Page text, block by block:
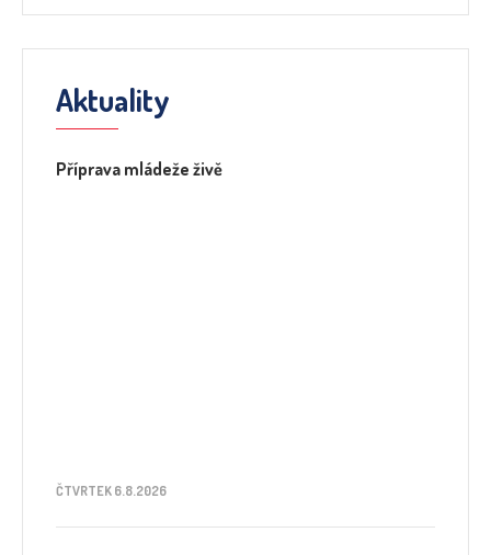
Aktuality
Příprava mládeže živě
ČTVRTEK 6.8.2026